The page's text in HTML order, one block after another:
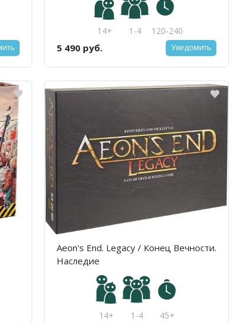
14+ 1-4 120-240
5 490 руб. Уведомить
Aeon's End. Legacy / Конец Вечности.
Наследие
14+ 1-4 45+